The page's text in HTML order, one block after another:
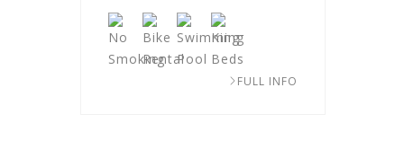
FULL INFO